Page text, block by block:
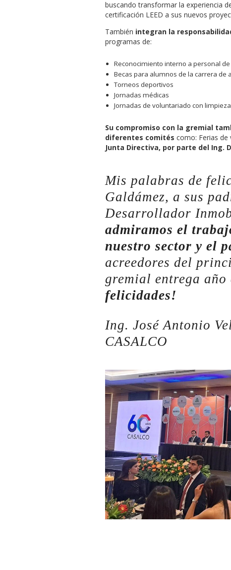
buscando transformar la experiencia
certificación LEED a sus nuevos
También integran la
programas de:
Reconocimiento interno a personal
Becas para alumnos de la carrera de
Torneos deportivos
Jornadas médicas
Jornadas de voluntariado con
Su compromiso con la gremial
diferentes comités como: Ferias de
Junta Directiva, por parte del Ing.
Mis palabras de
Galdámez, a sus
Desarrollador
admiramos el
nuestro sector y el
acreedores del
gremial entrega año
felicidades!
Ing. José Antonio
CASALCO